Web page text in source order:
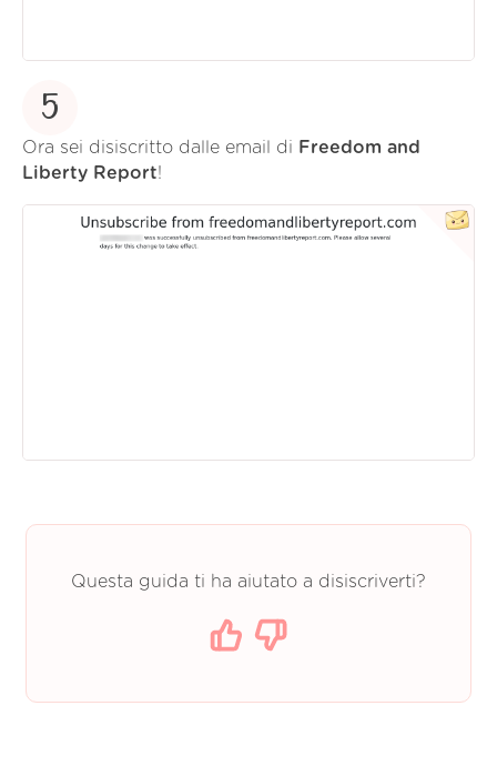
5
Ora sei disiscritto dalle email di Freedom and
Liberty Report!
Questa guida ti ha aiutato a disiscriverti?